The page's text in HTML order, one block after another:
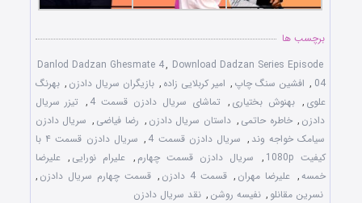
برچسب ها
Danlod Dadzan Ghesmate 4, Download Dadzan Series Episode
04
, افشین سنگ چاپ , امیر کربلایی زاده , بازیگران سریال دادزن , بهرنگ
علوی , بهنوش بختیاری , تماشای سریال دادزن قسمت 4 , تیزر سریال
دادزن , خاطره حاتمی , داستان سریال دادزن , رضا فیاضی , سریال دادزن
سیامک خواجه وند , سریال دادزن قسمت 4 ,
سریال دادزن قسمت ۴ با
کیفیت 1080p
, سریال دادزن قسمت چهارم , علیرام نورایی , علیرضا
خمسه, علیرضا مهران , قسمت 4 دادزن , قسمت چهارم سریال دادزن ,
نسرین مقانلو , نفیسه روشن , نقد سریال دادزن